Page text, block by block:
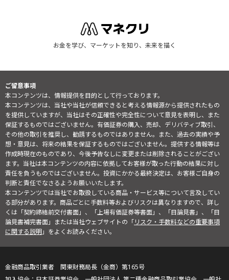
お金を学び、マーケットを知り、未来を描く
ご留意事項
本コンテンツは、情報提供を目的として行っております。
本コンテンツは、当社や当社が信頼できると考える情報源から提供されたもの
を提供していますが、当社はその正確性や完全性について意見を表明し、また
保証するものではございません。有価証券の購入、売却、デリバティブ取引、
その他の取引を推奨し、勧誘するものではありません。また、過去の実績や予
想・意見は、将来の結果を保証するものではございません。提供する情報等は
作成時現在のものであり、今後予告なしに変更または削除されることがござい
ます。当社は本コンテンツの内容に依拠してお客様が取った行動の結果に対し
責任を負うものではございません。投資にかかる最終決定は、お客様ご自身の
判断と責任でなさるようお願いいたします。
本コンテンツでは当社でお取扱している商品・サービス等について言及してい
る部分があります。商品ごとに手数料等およびリスクは異なりますので、詳し
くは「契約締結前交付書面」、「上場有価証券等書面」、「目論見書」、「目
論見書補完書面」または当社ウェブサイトの「リスク・手数料などの重要事項
に関する説明」をよくお読みください。
金融商品取引業者 関東財務局長（金商）第165号